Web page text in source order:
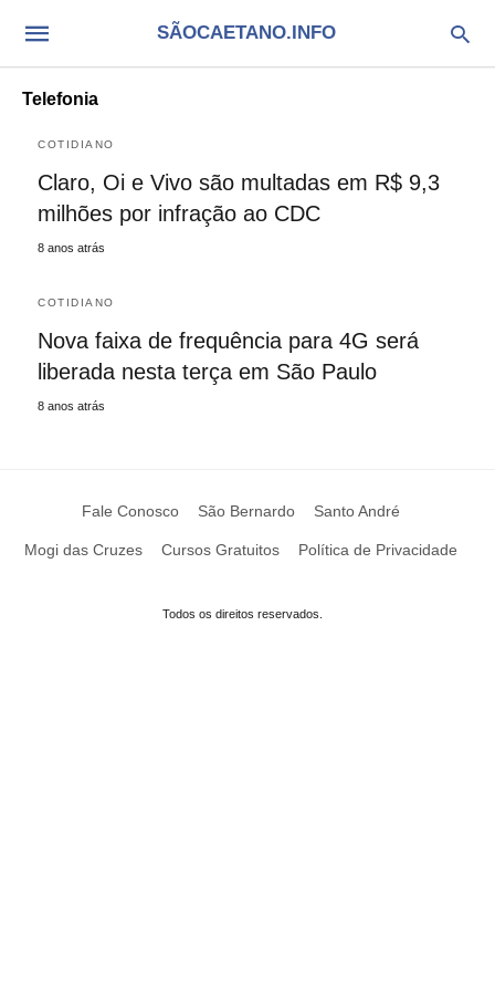
SÃOCAETANO.INFO
Telefonia
COTIDIANO
Claro, Oi e Vivo são multadas em R$ 9,3
milhões por infração ao CDC
8 anos atrás
COTIDIANO
Nova faixa de frequência para 4G será
liberada nesta terça em São Paulo
8 anos atrás
Fale Conosco São Bernardo Santo André
Mogi das Cruzes Cursos Gratuitos Política de Privacidade
Todos os direitos reservados.